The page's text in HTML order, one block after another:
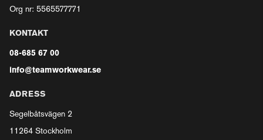
Org nr: 5565577771
KONTAKT
08-685 67 00
info@teamworkwear.se
ADRESS
Segelbåtsvägen 2
11264 Stockholm